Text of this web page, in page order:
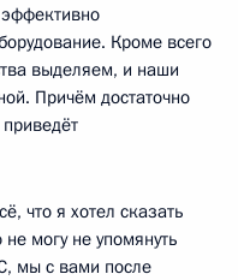
эффективно
Кроме всего
выделяем, и наши
Причём достаточно
что я хотел сказать
могу не упомянуть
мы с вами после